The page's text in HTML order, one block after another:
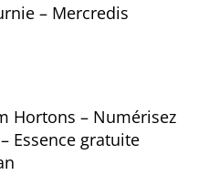
– Mercredis
Hortons – Numérisez
Essence gratuite